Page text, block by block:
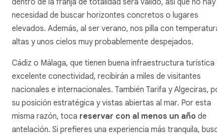
necesidad de buscar horizontes concretos o lugares
elevados. Además, al ser verano, nos pilla con
altas y unos cielos muy probablemente despejados.
Cádiz o Málaga, que tienen buena infraestructura turística y
excelente conectividad, recibirán a miles de visitantes
nacionales e internacionales. También Tarifa y Algeciras,
su posición estratégica y vistas abiertas al mar. Por esta
misma razón, toca reservar con al menos un año de
antelación. Si prefieres una experiencia más tranquila,